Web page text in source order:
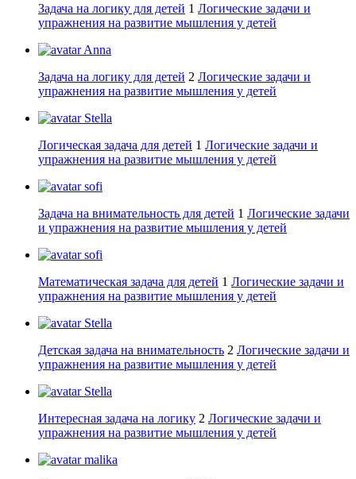
Задача на логику для детей 1 Логические задачи и
упражнения на развитие мышления у детей
Anna
Задача на логику для детей 2 Логические задачи и
упражнения на развитие мышления у детей
Stella
Логическая задача для детей 1 Логические задачи и
упражнения на развитие мышления у детей
sofi
Задача на внимательность для детей 1 Логические задачи
и упражнения на развитие мышления у детей
sofi
Математическая задача для детей 1 Логические задачи и
упражнения на развитие мышления у детей
Stella
Детская задача на внимательность 2 Логические задачи и
упражнения на развитие мышления у детей
Stella
Интересная задача на логику 2 Логические задачи и
упражнения на развитие мышления у детей
malika